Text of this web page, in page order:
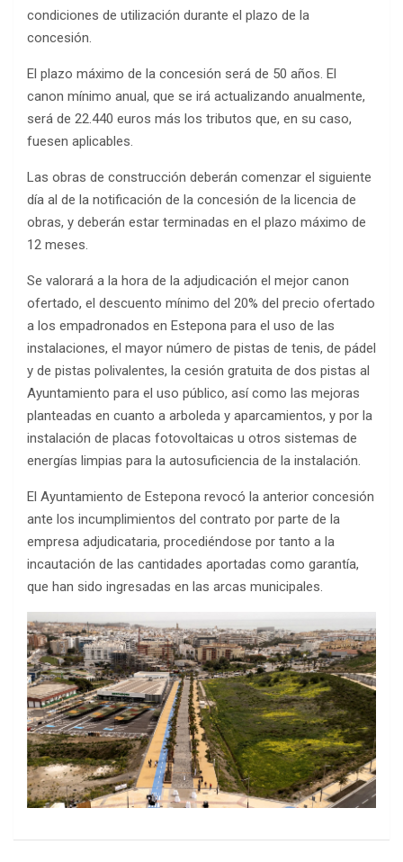
condiciones de utilización durante el plazo de la
concesión.
El plazo máximo de la concesión será de 50 años. El
canon mínimo anual, que se irá actualizando anualmente,
será de 22.440 euros más los tributos que, en su caso,
fuesen aplicables.
Las obras de construcción deberán comenzar el siguiente
día al de la notificación de la concesión de la licencia de
obras, y deberán estar terminadas en el plazo máximo de
12 meses.
Se valorará a la hora de la adjudicación el mejor canon
ofertado, el descuento mínimo del 20% del precio ofertado
a los empadronados en Estepona para el uso de las
instalaciones, el mayor número de pistas de tenis, de pádel
y de pistas polivalentes, la cesión gratuita de dos pistas al
Ayuntamiento para el uso público, así como las mejoras
planteadas en cuanto a arboleda y aparcamientos, y por la
instalación de placas fotovoltaicas u otros sistemas de
energías limpias para la autosuficiencia de la instalación.
El Ayuntamiento de Estepona revocó la anterior concesión
ante los incumplimientos del contrato por parte de la
empresa adjudicataria, procediéndose por tanto a la
incautación de las cantidades aportadas como garantía,
que han sido ingresadas en las arcas municipales.